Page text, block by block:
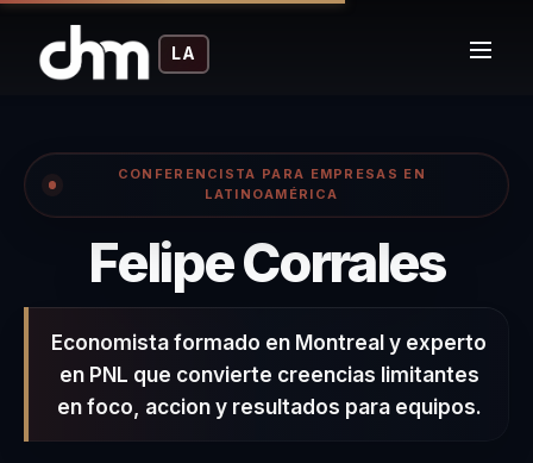
LA
CONFERENCISTA PARA EMPRESAS EN
LATINOAMÉRICA
Felipe Corrales–
Economista formado en Montreal y experto
en PNL que convierte creencias limitantes
en foco, accion y resultados para equipos.